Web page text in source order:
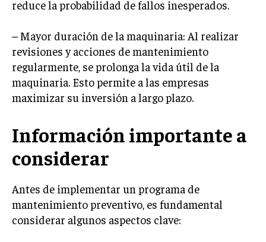
ÉTICA EMPRESARIAL Y RESPONSABILIDAD
BLOG
Raúl Torres
Soy Raúl Torres, especializado en el mundo de los
proyectos y las innovaciones. Mi pluma busca
apasionado del cine clásico y en cada proyecto
busco una narrativa que cautiva, al igual que en una gran
película.
reduce la probabilidad de fallos inesperados.
– Mayor duración de la maquinaria: Al realizar
revisiones y acciones de mantenimiento
regularmente, se prolonga la vida útil de la
maquinaria. Esto permite a las empresas
maximizar su inversión a largo plazo.
Información importante a
considerar
Antes de implementar un programa de
mantenimiento preventivo, es fundamental
considerar algunos aspectos clave: